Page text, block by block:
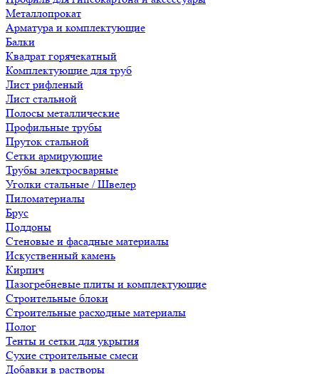
Металлопрокат
Арматура и комплектующие
Балки
Квадрат горячекатный
Комплектующие для труб
Лист рифленый
Лист стальной
Полосы металлические
Профильные трубы
Пруток стальной
Сетки армирующие
Трубы электросварные
Уголки стальные / Швелер
Пиломатериалы
Брус
Поддоны
Стеновые и фасадные материалы
Искуственный камень
Кирпич
Пазогребневые плиты и комплектующие
Строительные блоки
Строительные расходные материалы
Полог
Тенты и сетки для укрытия
Сухие строительные смеси
Добавки в растворы